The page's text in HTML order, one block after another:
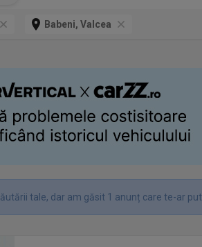
Babeni, Valcea
tale, dar am găsit 1 anunț care te-ar